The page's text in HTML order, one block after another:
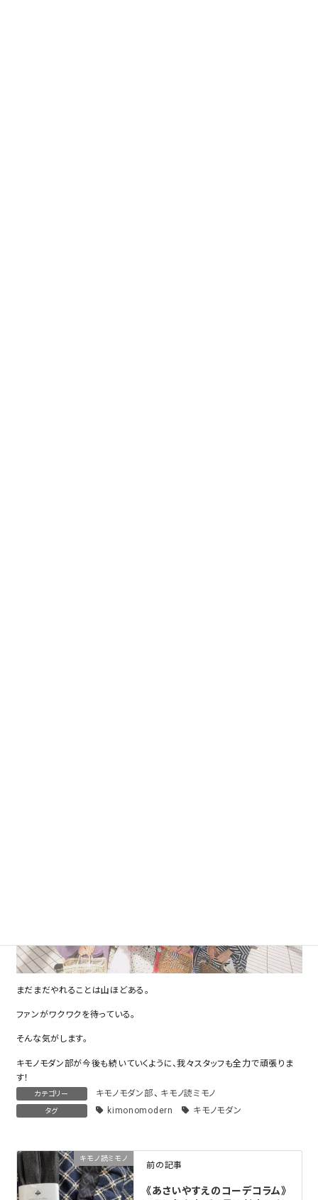
まだまだやれることは山ほどある。
ファンがワクワクを待っている。
そんな気がします。
キモノモダン部が今後も続いていくように、我々スタッフも全力で頑張りま
す！
カテゴリー キモノモダン部 、 キモノ読ミモノ
タグ kimonomodern キモノモダン
キモノ読ミモノ
前の記事
《あさいやすえのコーデコラム》